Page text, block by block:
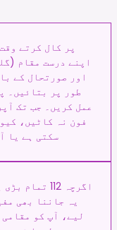
اپنے درست مقام
اور صورتحال کے
طور پر بتائیں۔
عمل کریں۔ جب تک
فون نہ کاٹیں،
سکتی ہے یا
اگرچہ 112
یہ جاننا بھی
لیے، آپ کو